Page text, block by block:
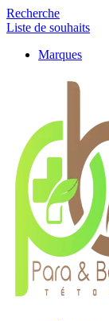
Recherche
Liste de souhaits
Marques